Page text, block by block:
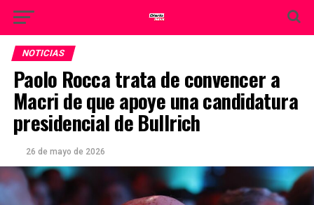
NOTICIAS
Paolo Rocca trata de convencer a
Macri de que apoye una candidatura
presidencial de Bullrich
26 de mayo de 2026